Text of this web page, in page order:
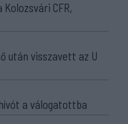
CFR,
után visszavett az U
a válogatottba